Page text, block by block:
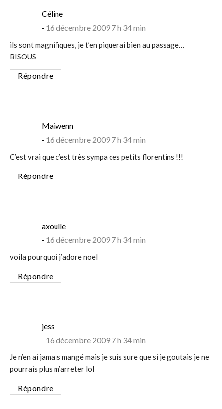
Célinesays:
16 décembre 2009 7 h 34 min
ils sont magnifiques, je t’en piquerai bien au passage…
BISOUS
Répondre
Maiwennsays:
16 décembre 2009 7 h 34 min
C’est vrai que c’est très sympa ces petits florentins !!!
Répondre
axoullesays:
16 décembre 2009 7 h 34 min
voila pourquoi j’adore noel
Répondre
jess
16 décembre 2009 7 h 34 min
Je n’en ai jamais mangé mais je suis sure que si je goutais je ne
pourrais plus m’arreter lol
Répondre